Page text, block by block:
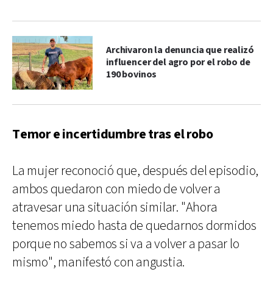
Archivaron la denuncia que realizó
influencer del agro por el robo de
190 bovinos
Temor e incertidumbre tras el robo
La mujer reconoció que, después del episodio,
ambos quedaron con miedo de volver a
atravesar una situación similar. "Ahora
tenemos miedo hasta de quedarnos dormidos
porque no sabemos si va a volver a pasar lo
mismo", manifestó con angustia.